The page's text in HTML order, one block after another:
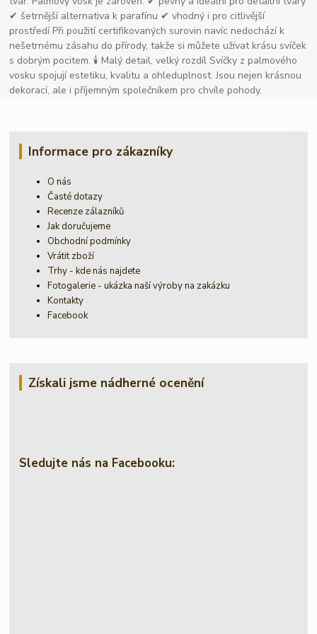
✔ šetrnější alternativa k parafínu ✔ vhodný i pro citlivější
prostředí Při použití certifikovaných surovin navíc nedochází k
nešetrnému zásahu do přírody, takže si můžete užívat krásu svíček
s dobrým pocitem. 🕯 Malý detail, velký rozdíl Svíčky z palmového
vosku spojují estetiku, kvalitu a ohleduplnost. Jsou nejen krásnou
dekorací, ale i příjemným společníkem pro chvíle pohody.
Informace pro zákazníky
O nás
Časté dotazy
Recenze zálazníků
Jak doručujeme
Obchodní podmínky
Vrátit zboží
Trhy - kde nás najdete
Fotogalerie - ukázka naší výroby na zakázku
Kontakty
Facebook
Získali jsme nádherné ocenění
Sledujte nás na Facebooku: